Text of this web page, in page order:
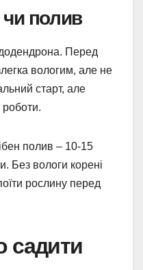
полив
Перед
вологим, але не
старт, але
роботи.
полив – 10-15
Без вологи корені
рослину перед
садити